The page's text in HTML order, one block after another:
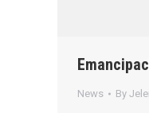
News By